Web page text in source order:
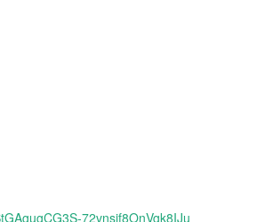
72vnsif8OnVgk8IJu